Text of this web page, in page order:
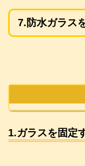
7.防水ガラス
1.ガラスを固定